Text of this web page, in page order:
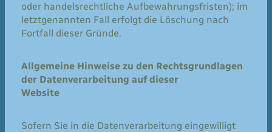
oder handelsrechtliche Aufbewahrungsfristen); im
letztgenannten Fall erfolgt die Löschung nach
Fortfall dieser Gründe.
Allgemeine Hinweise zu den Rechtsgrundlagen
der Datenverarbeitung auf dieser
Website
Sofern Sie in die Datenverarbeitung eingewilligt